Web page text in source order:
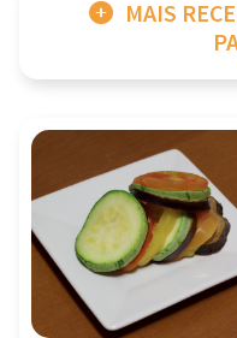
MAIS